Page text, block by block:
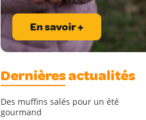
En savoir +
Dernières actualités
Des muffins salés pour un été
gourmand